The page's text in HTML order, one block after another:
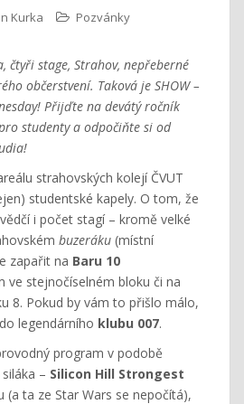
Kurka Pozvánky
čtyři stage, Strahov, nepřeberné
občerstvení. Taková je SHOW –
Přijďte na devátý ročník
studenty a odpočiňte si od
strahovských kolejí ČVUT
studentské kapely. O tom, že
i počet stagí – kromě velké
buzeráku (místní
zapařit na Baru 10
ve stejnočíselném bloku či na
8. Pokud by vám to přišlo málo,
legendárního klubu 007.
program v podobě
– Silicon Hill Strongest
(a ta ze Star Wars se nepočítá),